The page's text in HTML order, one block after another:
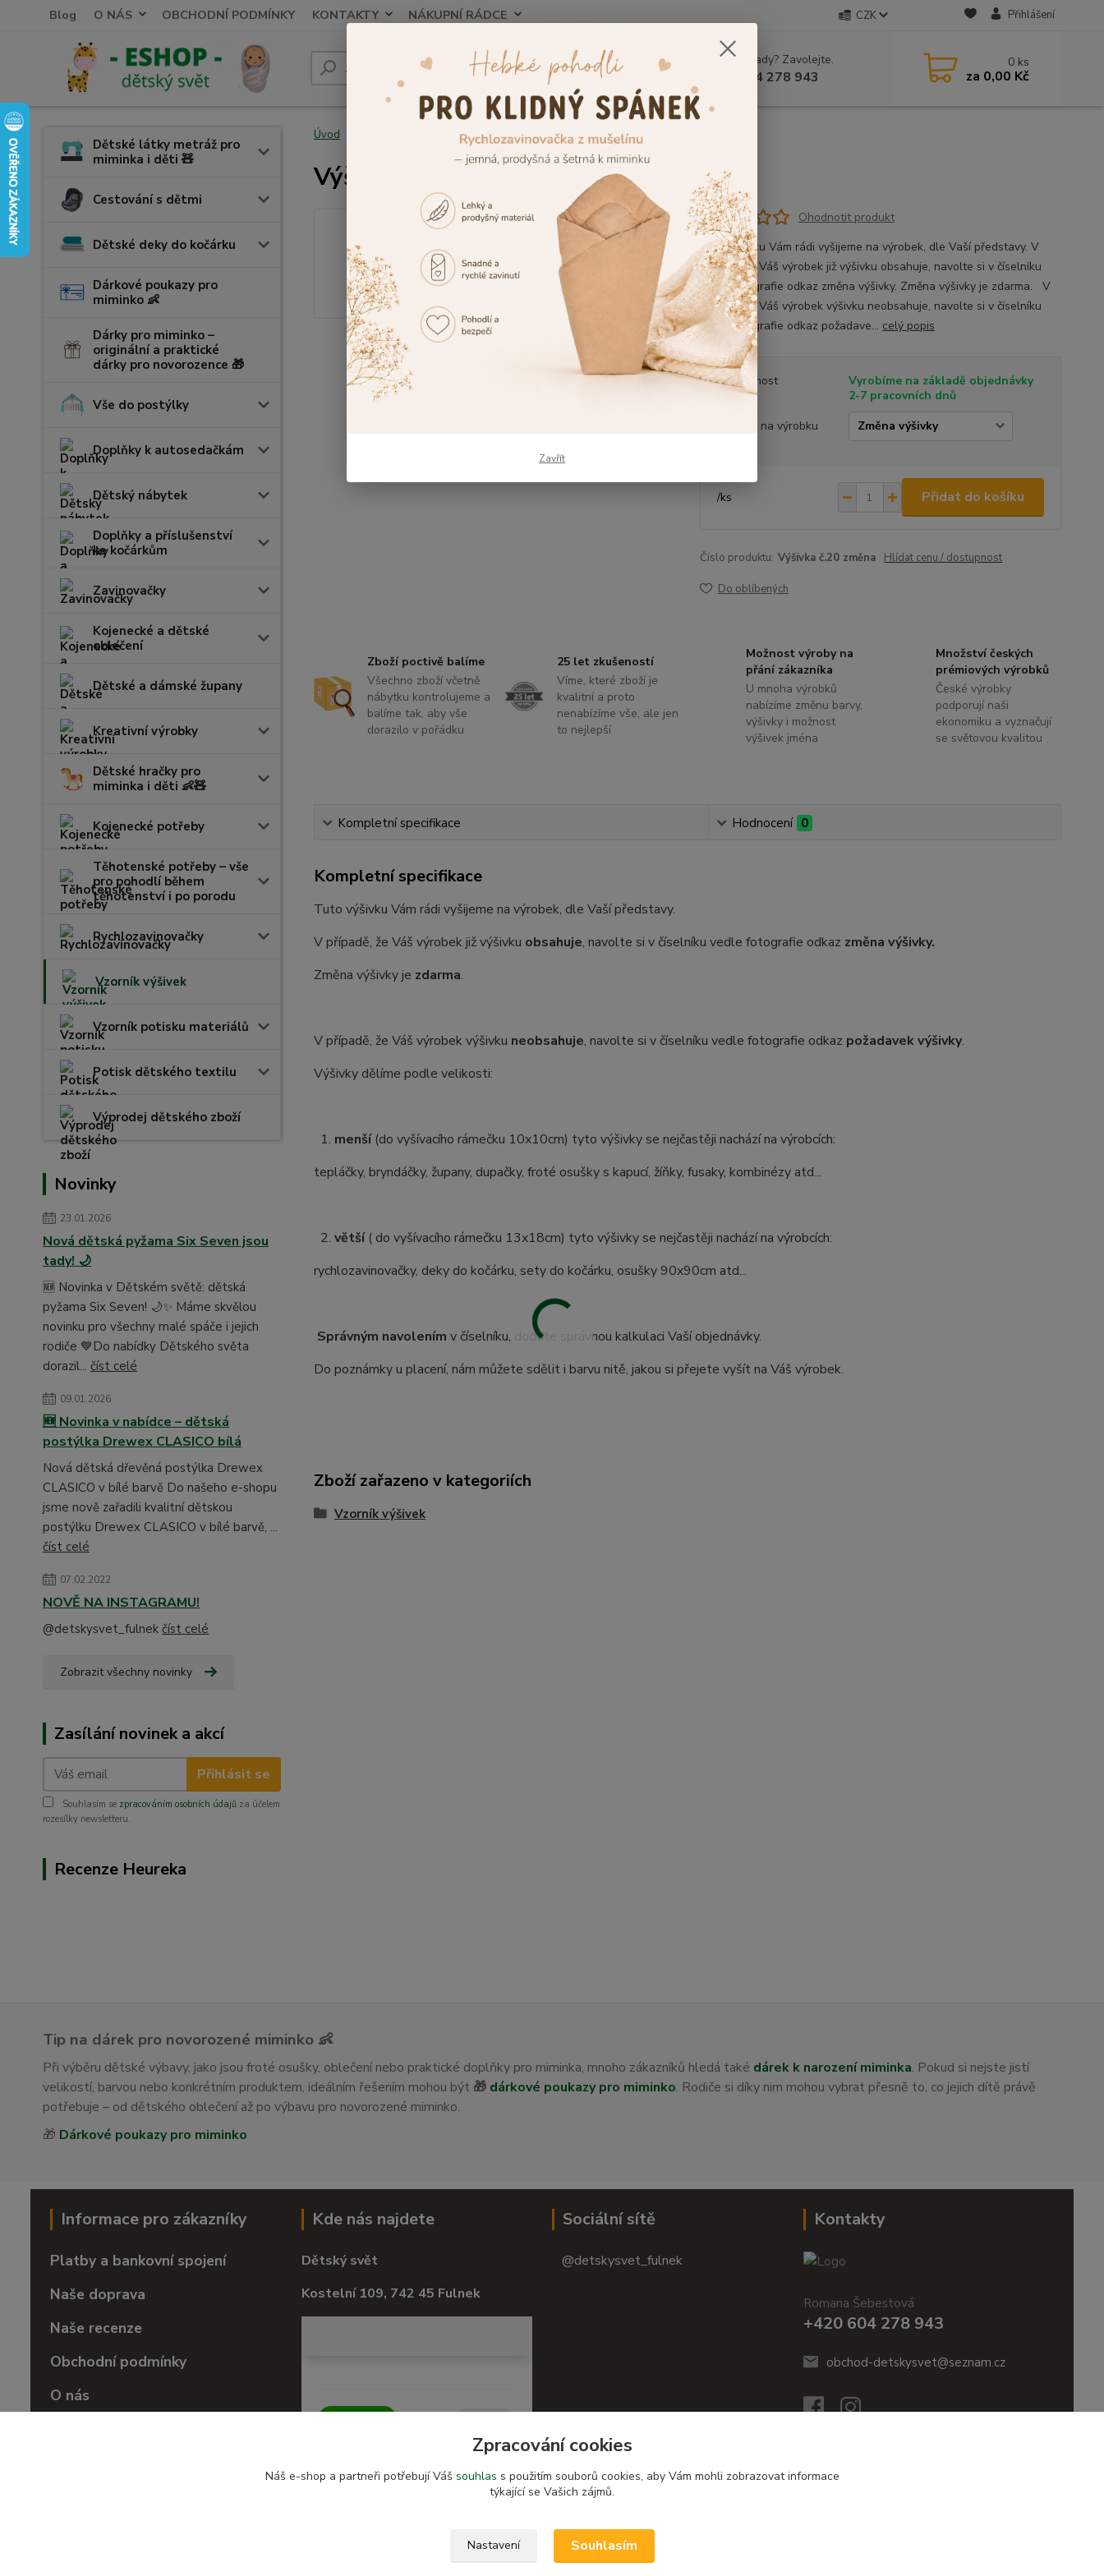
Blog O NÁS OBCHODNÍ PODMÍNKY KONTAKTY NÁKUPNÍ RÁDCE CZK Přihlášení
Hledat Nevíte si rady? Zavolejte.
+420 604 278 943
0 ks
za 0,00 Kč
Dětské látky metráž pro
miminka i děti 🧸
Cestování s dětmi
Dětské deky do kočárku
Dárkové poukazy pro
miminko 👶
Dárky pro miminko –
originální a praktické
dárky pro novorozence 🎁
Vše do postýlky
Doplňky k autosedačkám
Dětský nábytek
Doplňky a příslušenství
ke kočárkům
Zavinovačky
Kojenecké a dětské
oblečení
Dětské a dámské župany
Kreativní výrobky
Dětské hračky pro
miminka i děti 👶🧸
Kojenecké potřeby
Těhotenské potřeby – vše
pro pohodlí během
těhotenství i po porodu
Rychlozavinovačky
Vzorník výšivek
Vzorník potisku materiálů
Potisk dětského textilu
Výprodej dětského zboží
Novinky
23.01.2026
Nová dětská pyžama Six Seven jsou
tady! 🌙
🆕 Novinka v Dětském světě: dětská
pyžama Six Seven! 🌙✨ Máme skvělou
novinku pro všechny malé spáče i jejich
rodiče 💙Do nabídky Dětského světa
dorazil... číst celé
09.01.2026
🆕 Novinka v nabídce – dětská
postýlka Drewex CLASICO bílá
Nová dětská dřevěná postýlka Drewex
CLASICO v bílé barvě Do našeho e-shopu
jsme nově zařadili kvalitní dětskou
postýlku Drewex CLASICO v bílé barvě, ...
číst celé
07.02.2022
NOVĚ NA INSTAGRAMU!
@detskysvet_fulnek číst celé
Zobrazit všechny novinky
Zasílání novinek a akcí
Přihlásit se
Souhlasím se zpracováním osobních údajů za účelem
rozesílky newsletteru.
Recenze Heureka
Úvod Výšivka č.20
Výšivka č.20
Ohodnotit produkt
Tuto výšivku Vám rádi vyšijeme na výrobek, dle Vaší představy. V
případě, že Váš výrobek již výšivku obsahuje, navolte si v číselníku
vedle fotografie odkaz změna výšivky. Změna výšivky je zdarma. V
případě, že Váš výrobek výšivku neobsahuje, navolte si v číselníku
vedle fotografie odkaz požadave... celý popis
Dostupnost
Vyrobíme na základě objednávky
2-7 pracovních dnů
Výšivka na výrobku
/ks Přidat do košíku
Číslo produktu: Výšivka č.20 změna Hlídat cenu / dostupnost
Do oblíbených
Zboží poctivě balíme
Všechno zboží včetně
nábytku kontrolujeme a
balíme tak, aby vše
dorazilo v pořádku
25 let zkušeností
Víme, které zboží je
kvalitní a proto
nenabízíme vše, ale jen
to nejlepší
Možnost výroby na
přání zákazníka
U mnoha výrobků
nabízíme změnu barvy,
výšivky i možnost
výšivek jména
Množství českých
prémiových výrobků
České výrobky
podporují naši
ekonomiku a vyznačují
se světovou kvalitou
Kompletní specifikace Hodnocení 0
Kompletní specifikace
Tuto výšivku Vám rádi vyšijeme na výrobek, dle Vaší představy.
V případě, že Váš výrobek již výšivku obsahuje, navolte si v číselníku vedle fotografie odkaz změna výšivky.
Změna výšivky je zdarma.
V případě, že Váš výrobek výšivku neobsahuje, navolte si v číselníku vedle fotografie odkaz požadavek výšivky.
Výšivky dělíme podle velikosti:
1. menší(do vyšívacího rámečku 10x10cm) tyto výšivky se nejčastěji nachází na výrobcích:
tepláčky, bryndáčky, župany, dupačky, froté osušky s kapucí, žíňky, fusaky, kombinézy atd...
2. větší( do vyšívacího rámečku 13x18cm) tyto výšivky se nejčastěji nachází na výrobcích:
rychlozavinovačky, deky do kočárku, sety do kočárku, osušky 90x90cm atd...
Správným navolením v číselníku, docílíte správnou kalkulaci Vaší objednávky.
Do poznámky u placení, nám můžete sdělit i barvu nitě, jakou si přejete vyšít na Váš výrobek.
Zboží zařazeno v kategoriích
Vzorník výšivek
Tip na dárek pro novorozené miminko 👶
Při výběru dětské výbavy, jako jsou froté osušky, oblečení nebo praktické doplňky pro miminka, mnoho zákazníků hledá také dárek k narození miminka. Pokud si nejste jistí
velikostí, barvou nebo konkrétním produktem, ideálním řešením mohou být 🎁 dárkové poukazy pro miminko. Rodiče si díky nim mohou vybrat přesně to, co jejich dítě právě
potřebuje – od dětského oblečení až po výbavu pro novorozené miminko.
🎁 Dárkové poukazy pro miminko
Informace pro zákazníky
Platby a bankovní spojení
Naše doprava
Naše recenze
Obchodní podmínky
O nás
Kde nás najdete
Dětský svět
Kostelní 109, 742 45 Fulnek
Sociální sítě
@detskysvet_fulnek
Kontakty
Romana Šebestová
+420 604 278 943
obchod-detskysvet@seznam.cz
Zavřít
Zpracování cookies
Náš e-shop a partneři potřebují Váš souhlas s použitím souborů cookies, aby Vám mohli zobrazovat informace
týkající se Vašich zájmů.
Nastavení Souhlasím